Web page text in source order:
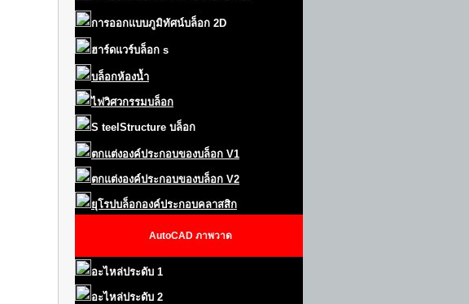
การออกแบบภูมิทัศน์บล็อก 2D
ฮาร์ดแวร์บล็อก s
บล็อกห้องน้ำ
ไฟวิศวกรรมบล็อก
S teel Structure บล็อก
ตกแต่งองค์ประกอบของบล็อก V1
ตกแต่งองค์ประกอบของบล็อก V2
ยุโรปบล็อกองค์ประกอบคลาสสิก
AutoCAD ภาพวาด
อะไหล่ประดับ 1
อะไหล่ประดับ 2